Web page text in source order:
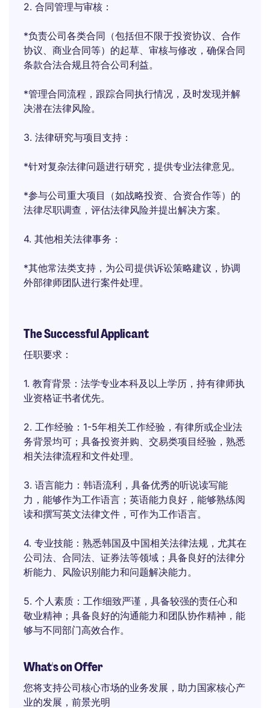
2. 合同管理与审核：
*负责公司各类合同（包括但不限于投资协议、合作
协议、商业合同等）的起草、审核与修改，确保合同
条款合法合规且符合公司利益。
*管理合同流程，跟踪合同执行情况，及时发现并解
决潜在法律风险。
3. 法律研究与项目支持：
*针对复杂法律问题进行研究，提供专业法律意见。
*参与公司重大项目（如战略投资、合资合作等）的
法律尽职调查，评估法律风险并提出解决方案。
4. 其他相关法律事务：
*其他常法类支持，为公司提供诉讼策略建议，协调
外部律师团队进行案件处理。
The Successful Applicant
任职要求：
1. 教育背景：法学专业本科及以上学历，持有律师执
业资格证书者优先。
2. 工作经验：1-5年相关工作经验，有律所或企业法
务背景均可；具备投资并购、交易类项目经验，熟悉
相关法律流程和文件处理。
3. 语言能力：韩语流利，具备优秀的听说读写能
力，能够作为工作语言；英语能力良好，能够熟练阅
读和撰写英文法律文件，可作为工作语言。
4. 专业技能：熟悉韩国及中国相关法律法规，尤其在
公司法、合同法、证券法等领域；具备良好的法律分
析能力、风险识别能力和问题解决能力。
5. 个人素质：工作细致严谨，具备较强的责任心和
敬业精神；具备良好的沟通能力和团队协作精神，能
够与不同部门高效合作。
What's on Offer
您将支持公司核心市场的业务发展，助力国家核心产
业的发展，前景光明